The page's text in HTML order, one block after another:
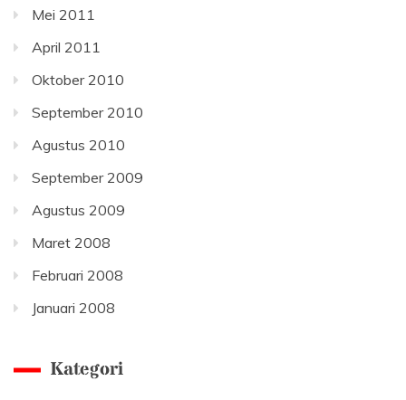
Mei 2011
April 2011
Oktober 2010
September 2010
Agustus 2010
September 2009
Agustus 2009
Maret 2008
Februari 2008
Januari 2008
Kategori